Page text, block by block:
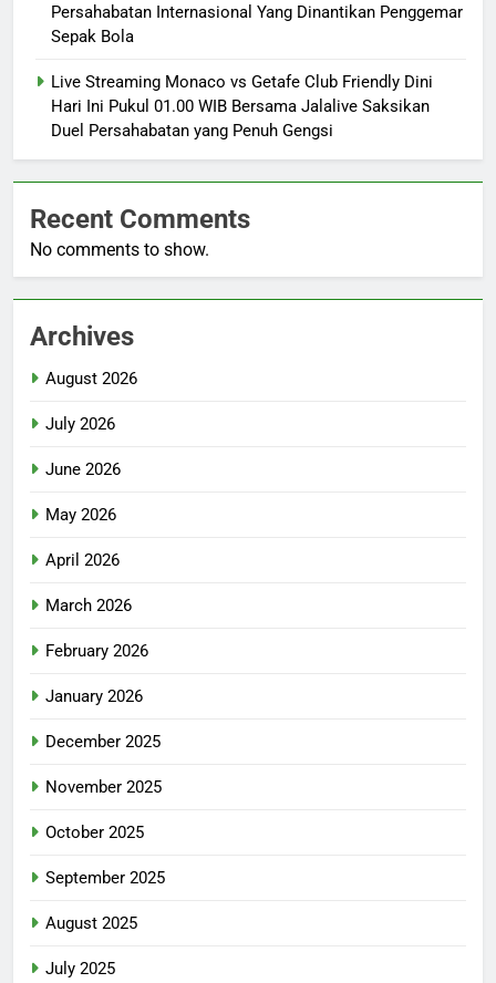
Persahabatan Internasional Yang Dinantikan Penggemar
Sepak Bola
Live Streaming Monaco vs Getafe Club Friendly Dini
Hari Ini Pukul 01.00 WIB Bersama Jalalive Saksikan
Duel Persahabatan yang Penuh Gengsi
Recent Comments
No comments to show.
Archives
August 2026
July 2026
June 2026
May 2026
April 2026
March 2026
February 2026
January 2026
December 2025
November 2025
October 2025
September 2025
August 2025
July 2025